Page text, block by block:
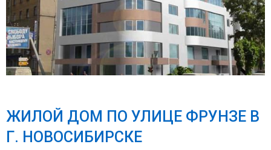
ЖИЛОЙ ДОМ ПО УЛИЦЕ ФРУНЗЕ В
Г. НОВОСИБИРСКЕ